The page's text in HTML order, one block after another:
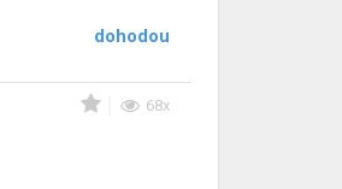
dohodou
68x